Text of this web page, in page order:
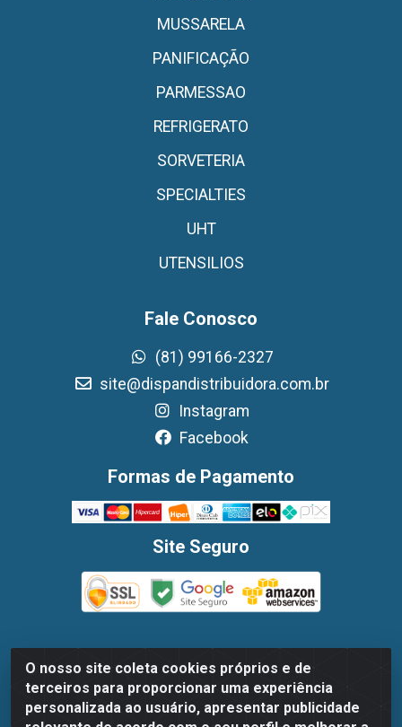
O nosso site coleta cookies próprios e de
terceiros para proporcionar uma experiência
personalizada ao usuário, apresentar publicidade
MUSSARELA
PANIFICAÇÃO
PARMESSAO
REFRIGERATO
SORVETERIA
SPECIALTIES
UHT
UTENSILIOS
Fale Conosco
(81) 99166-2327
site@dispandistribuidora.com.br
Instagram
Facebook
Formas de Pagamento
Site Seguro
Dispan Distribuidora de Alimentos LTDA - Avenida
Marechal Mascarenhas De Moraes, 1048- Imbiribeira,
Recife/PE - CEP 51.170-000 - CNPJ 30.779.584/0003-78